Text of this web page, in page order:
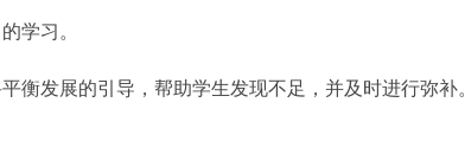
学习。
衡发展的引导，帮助学生发现不足，并及时进行弥补。